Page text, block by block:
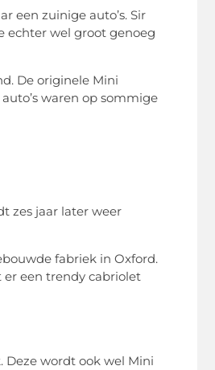
een zuinige auto’s. Sir
echter wel groot genoeg
De originele Mini
waren op sommige
zes jaar later weer
fabriek in Oxford.
er een trendy cabriolet
wordt ook wel Mini